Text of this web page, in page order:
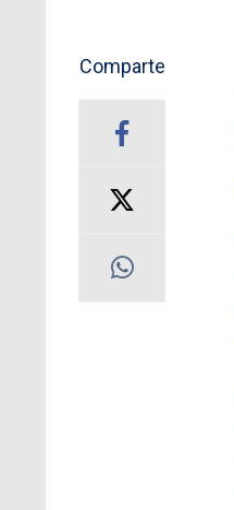
Comparte